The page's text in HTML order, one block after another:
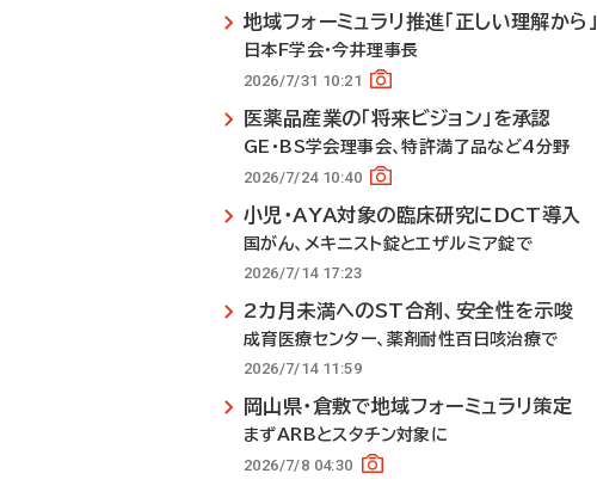
地域フォーミュラリ推進「正しい理解から」
日本F学会・今井理事長
2026/7/31 10:21
医薬品産業の「将来ビジョン」を承認
GE・BS学会理事会、特許満了品など4分野
2026/7/24 10:40
小児・AYA対象の臨床研究にDCT導入
国がん、メキニスト錠とエザルミア錠で
2026/7/14 17:23
2カ月未満へのST合剤、安全性を示唆
成育医療センター、薬剤耐性百日咳治療で
2026/7/14 11:59
岡山県・倉敷で地域フォーミュラリ策定
まずARBとスタチン対象に
2026/7/8 04:30